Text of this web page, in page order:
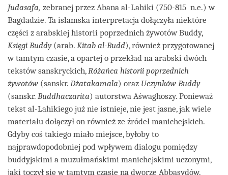
Judasafa, zebranej przez Abana al-Lahiki (750-815 n.e.) w
Bagdadzie. Ta islamska interpretacja dołączyła niektóre
części z arabskiej historii poprzednich żywotów Buddy,
Księgi Buddy(arab. Kitab al-Budd), również przygotowanej
w tamtym czasie, a opartej o przekład na arabski dwóch
tekstów sanskryckich, Różańca historii poprzednich
żywotów (sanskr. Dżatakamala) oraz Uczynków Buddy
(sanskr. Buddhaczarita) autorstwa Aśwaghoszy. Ponieważ
tekst al-Lahikiego już nie istnieje, nie jest jasne, jak wiele
materiału dołączył on również ze źródeł manichejskich.
Gdyby coś takiego miało miejsce, byłoby to
najprawdopodobniej pod wpływem dialogu pomiędzy
buddyjskimi a muzułmańskimi manichejskimi uczonymi,
jaki toczył się w tamtym czasie na dworze Abbasydów.